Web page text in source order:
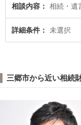
相談内容 相続・遺
詳細条件 未選択
三郷市から近い相続